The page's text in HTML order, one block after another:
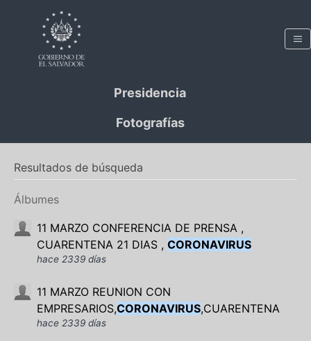
Presidencia
Fotografías
Resultados de búsqueda
Álbumes
11 MARZO CONFERENCIA DE PRENSA ,
CUARENTENA 21 DIAS , CORONAVIRUS
hace 2339 días
11 MARZO REUNION CON
EMPRESARIOS,CORONAVIRUS,CUARENTENA
hace 2339 días